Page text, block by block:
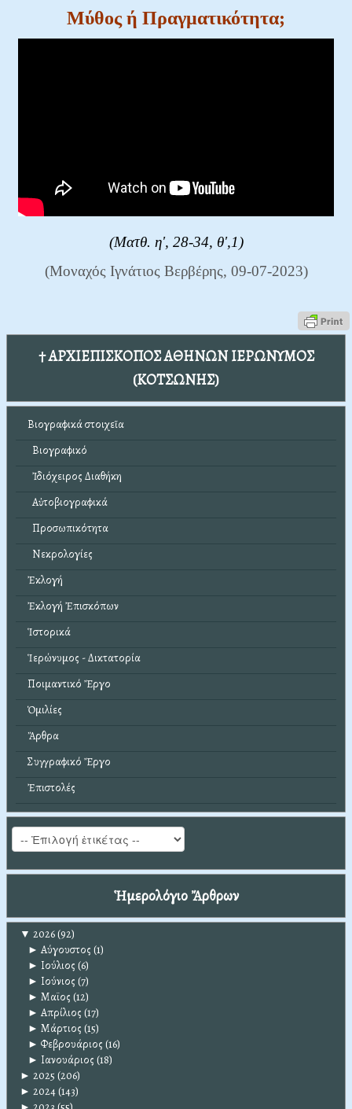
Μύθος ή Πραγματικότητα;
(Ματθ. η', 28-34, θ',1)
(Μοναχός Ιγνάτιος Βερβέρης, 09-07-2023)
† ΑΡΧΙΕΠΙΣΚΟΠΟΣ ΑΘΗΝΩΝ ΙΕΡΩΝΥΜΟΣ
(ΚΟΤΣΩΝΗΣ)
Βιογραφικά στοιχεῖα
Βιογραφικό
Ἰδιόχειρος Διαθήκη
Αὐτοβιογραφικά
Προσωπικότητα
Νεκρολογίες
Ἐκλογή
Ἐκλογή Ἐπισκόπων
Ἱστορικά
Ἱερώνυμος - Δικτατορία
Ποιμαντικό Ἔργο
Ὁμιλίες
Ἄρθρα
Συγγραφικό Ἔργο
Ἐπιστολές
Ἡμερολόγιο Ἄρθρων
▼ 2026(92)
► Αύγουστος (1)
► Ιούλιος (6)
► Ιούνιος (7)
► Μαϊος (12)
► Απρίλιος (17)
► Μάρτιος (15)
► Φεβρουάριος (16)
► Ιανουάριος (18)
► 2025 (206)
► 2024(143)